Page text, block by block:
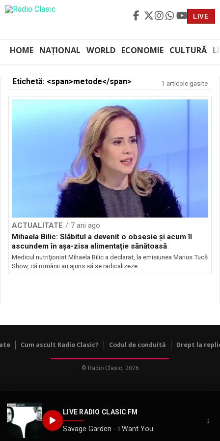
LIVE
HOME NAȚIONAL WORLD ECONOMIE CULTURĂ
LIVE RADIO CLASIC FM
Savage Garden - I Want You
↓
Etichetă: <span>metode</span> 1 articole gasite
ACTUALITATE
7 ani ago
Mihaela Bilic: Slăbitul a devenit o obsesie şi acum îl
ascundem în aşa-zisa alimentaţie sănătoasă
Medicul nutriţionist Mihaela Bilic a declarat, la emisiunea Marius Tucă
Show, că românii au ajuns să se radicalizeze...
Cum ascult Radio Clasic? Codul de conduită Drept la
© Radio Clasic, 2026